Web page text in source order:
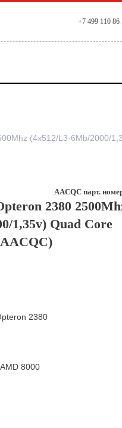
+7 499 110 86
AACQC парт.
2380
1,35v) Quad Core
2380
AMD 8000